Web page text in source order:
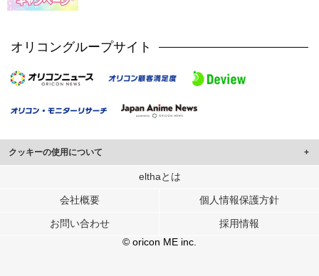
オリコングループサイト
クッキーの使用について
このサイトでは Cookie を使用して、ユーザーに合わせたコンテンツや広告の
行っています。
メディアや広告配信、データ解析の各パートナーに提供しています。
各パートナーは、この情報とユーザーが各パートナーに提供した他の情報や、
ユーザーが各パートナーのサービスを使用したときに収集した他の情報を組み
elthaとは
会社概要 個人情報保護方針
お問い合わせ
採用情報
© oricon ME inc.